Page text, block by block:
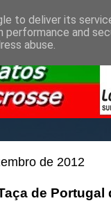
de 2012
de
to deliver its
performance and
abuse.